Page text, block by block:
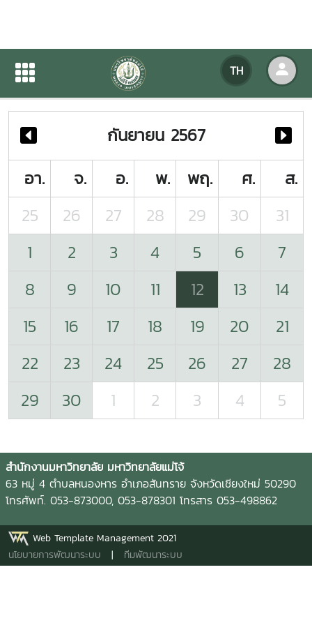
TH
ปฏิทินกิจกรรมของหน่วยงาน
ปฏิทินกิจกรรมของหน่วยงาน
กันยายน 2567
อา.
จ. อ. พ. พฤ. ศ.
ส.
25
26 27 28 29 30
31
1
2 3 4 5 6
7
8
9 10 11 12 13
14
15
16 17 18 19 20
21
22
23 24 25 26 27
28
29
30 1 2 3 4 5
สำนักงานมหาวิทยาลัย มหาวิทยาลัยแม่โจ้
63 หมู่ 4 ตำบลหนองหาร อำเภอสันทราย จังหวัดเชียงใหม่ 50290
โทรศัพท์. 053-873000, 053-878301 โทรสาร 053-498862
Web Template Management 2021
นโยบายการพัฒนาระบบ | ทีมพัฒนาระบบ